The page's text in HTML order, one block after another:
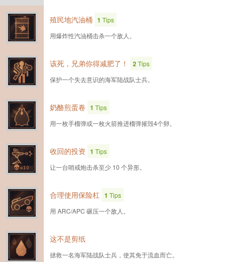
殖民地汽油桶 1 Tips
用爆炸性汽油桶击杀一个敌人。
该死，兄弟你得减肥了！ 2Tips
保护一个失去意识的海军陆战队士兵。
奶酪煎蛋卷 1 Tips
用一枚手榴弹或一枚火箭推进榴弹摧毁4个卵。
收回的投资 1 Tips
让一台哨戒炮击杀至少 10 个异形。
合理使用保险杠 1 Tips
用 ARC/APC 碾压一个敌人。
这不是剪纸
拯救一名海军陆战队士兵，使其免于流血而亡。